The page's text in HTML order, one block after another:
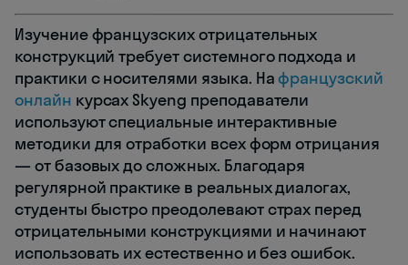
Изучение французских отрицательных
конструкций требует системного подхода и
практики с носителями языка. Нафранцузский
онлайн курсах Skyeng преподаватели
используют специальные интерактивные
методики для отработки всех форм отрицания
— от базовых до сложных. Благодаря
регулярной практике в реальных диалогах,
студенты быстро преодолевают страх перед
отрицательными конструкциями и начинают
использовать их естественно и без ошибок.